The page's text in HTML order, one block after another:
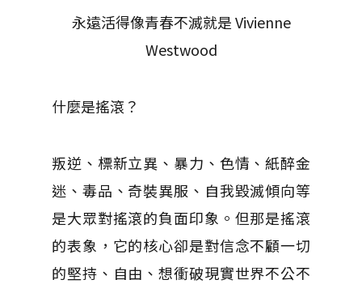
永遠活得像青春不滅就是 Vivienne
Westwood
什麼是搖滾？
叛逆、標新立異、暴力、色情、紙醉金
迷、毒品、奇裝異服、自我毀滅傾向等
是大眾對搖滾的負面印象。但那是搖滾
的表象，它的核心卻是對信念不顧一切
的堅持、自由、想衝破現實世界不公不